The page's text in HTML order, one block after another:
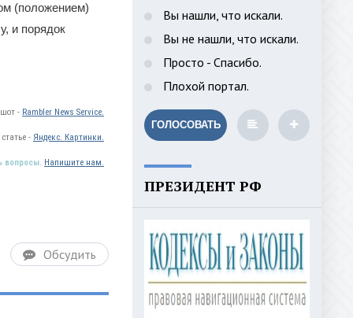
(положением)
и порядок
- Rambler News Service.
- Яндекс. Картинки.
вопросы. Напишите нам.
Обсудить
Вы нашли, что искали.
Вы не нашли, что искали.
Просто - Спасибо.
Плохой портал.
ГОЛОСОВАТЬ
ПРЕЗИДЕНТ РФ